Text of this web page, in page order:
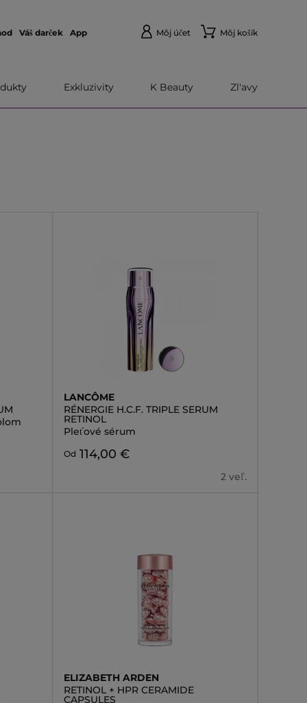
Váš darček App Môj účet Môj košík
Exkluzivity K Beauty Zl'avy
LANCÔME
RÉNERGIE H.C.F. TRIPLE SERUM
RETINOL
Pleťové sérum
Od 114,00 €
2 veľ.
ELIZABETH ARDEN
RETINOL + HPR CERAMIDE
CAPSULES